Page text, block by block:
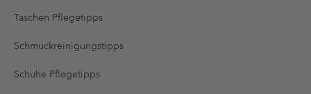
Taschen Pflegetipps
Schmuckreinigungstipps
Schuhe Pflegetipps